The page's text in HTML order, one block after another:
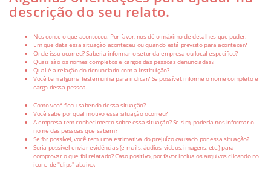
descrição do seu relato.
Nos conte o que aconteceu. Por favor, nos dê o máximo de detalhes que puder.
Em que data essa situação aconteceu ou quando está previsto para acontecer?
Onde isso ocorreu? Saberia informar o setor da empresa ou local específico?
Quais são os nomes completos e cargos das pessoas denunciadas?
Qual é a relação do denunciado com a instituição?
Você tem alguma testemunha para indicar? Se possível, informe o nome completo e
cargo dessa pessoa.
Como você ficou sabendo dessa situação?
Você sabe por qual motivo essa situação ocorreu?
A empresa tem conhecimento sobre essa situação? Se sim, poderia nos informar o
nome das pessoas que sabem?
Se for possível, você tem uma estimativa do prejuízo causado por essa situação?
Seria possível enviar evidências (e-mails, áudios, vídeos, imagens, etc.) para
comprovar o que foi relatado? Caso positivo, por favor inclua os arquivos clicando no
ícone de "clips" abaixo.